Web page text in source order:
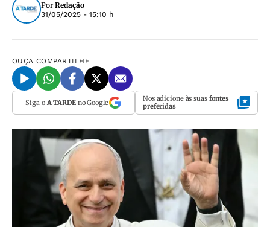
Por Redação
31/05/2025 - 15:10 h
OUÇA COMPARTILHE
Siga o A TARDEno Google Nos adicione às suas fontes
preferidas